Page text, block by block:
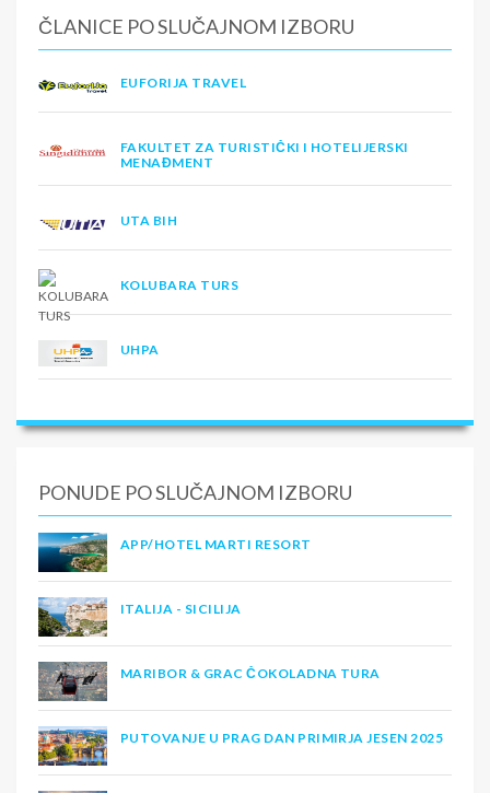
ČLANICE PO SLUČAJNOM IZBORU
EUFORIJA TRAVEL
FAKULTET ZA TURISTIČKI I HOTELIJERSKI
MENAĐMENT
UTA BIH
KOLUBARA TURS
UHPA
PONUDE PO SLUČAJNOM IZBORU
APP/HOTEL MARTI RESORT
ITALIJA - SICILIJA
MARIBOR & GRAC ČOKOLADNA TURA
PUTOVANJE U PRAG DAN PRIMIRJA JESEN 2025